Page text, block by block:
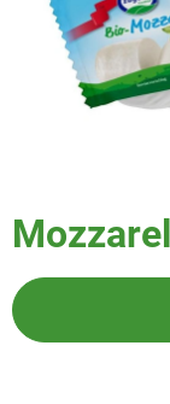
Veggie &
Backwaren
Natur-Drogerie
AllerLiebe